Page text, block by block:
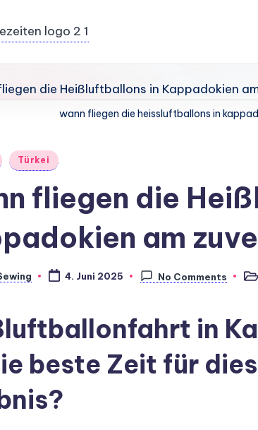
wann fliegen die heissluftballons in
Türkei
fliegen die
am
4. Juni 2025 No Comments
in
beste Zeit für